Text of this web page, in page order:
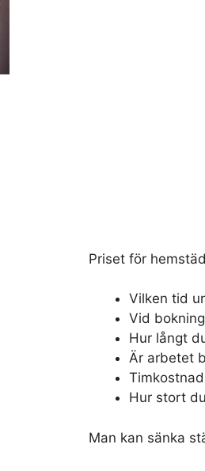
Priset för
Vilken tid
Vid
Hur långt
Är arbetet
Timkostnad
Hur stort
Man kan sänka